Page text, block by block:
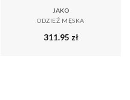
JAKO
ODZIEŻ MĘSKA
311.95 zł